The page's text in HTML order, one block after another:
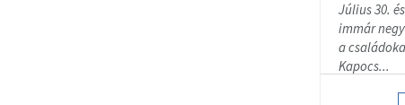
Július 30.
immár
a
Kapocs...